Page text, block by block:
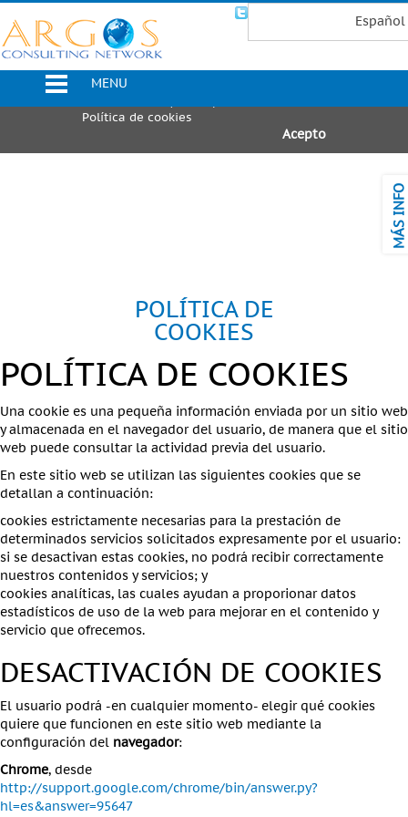
Uso de Cookies
Utilizamos cookies propias y de
terceros para mejorar nuestros
servicios. Si continúa navegando,
Política de cookies
Acepto
MÁS INFO
Español
MENU
POLÍTICA DE
COOKIES
POLÍTICA DE COOKIES
Una cookie es una pequeña información enviada por un sitio web
y almacenada en el navegador del usuario, de manera que el sitio
web puede consultar la actividad previa del usuario.
En este sitio web se utilizan las siguientes cookies que se
detallan a continuación:
cookies estrictamente necesarias para la prestación de
determinados servicios solicitados expresamente por el usuario:
si se desactivan estas cookies, no podrá recibir correctamente
nuestros contenidos y servicios; y
cookies analíticas, las cuales ayudan a proporionar datos
estadísticos de uso de la web para mejorar en el contenido y
servicio que ofrecemos.
DESACTIVACIÓN DE COOKIES
El usuario podrá -en cualquier momento- elegir qué cookies
quiere que funcionen en este sitio web mediante la
configuración del navegador:
Chrome, desde
http://support.google.com/chrome/bin/answer.py?
hl=es&answer=95647